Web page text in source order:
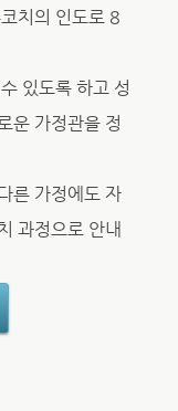
치의 인도로 8
있도록 하고 성
운 가정관을 정
른 가정에도 자
과정으로 안내